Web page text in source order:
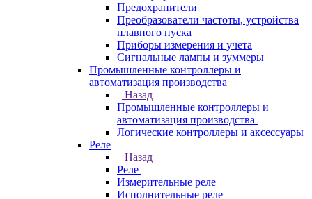
Предохранители
Преобразователи частоты, устройства
плавного пуска
Приборы измерения и учета
Сигнальные лампы и зуммеры
Промышленные контроллеры и
автоматизация производства
Назад
Промышленные контроллеры и
автоматизация производства
Логические контроллеры и аксессуары
Реле
Назад
Реле
Измерительные реле
Исполнительные реле